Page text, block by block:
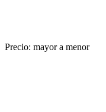
Precio: mayor a menor